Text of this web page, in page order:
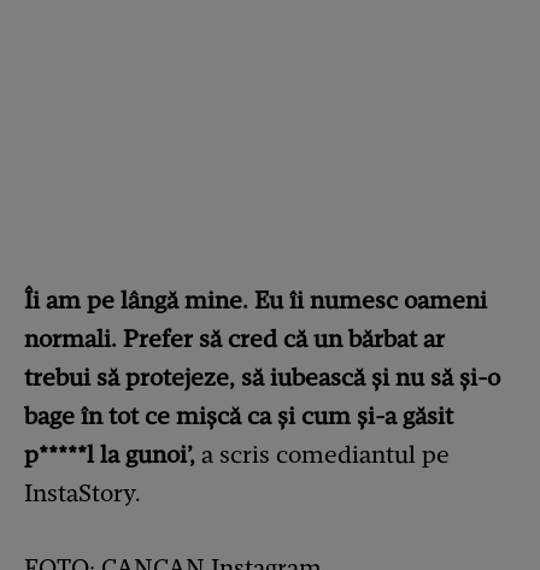
Îi am pe lângă mine. Eu îi numesc oameni
normali. Prefer să cred că un bărbat ar
trebui să protejeze, să iubească și nu să și-o
bage în tot ce mişcă ca și cum și-a găsit
p*****l la gunoi’, a scris comediantul pe
InstaStory.